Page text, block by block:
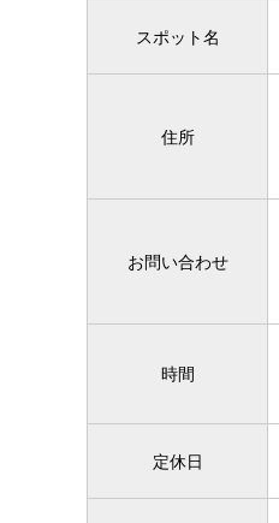
スポット名
住所
お問い合わせ
時間
定休日